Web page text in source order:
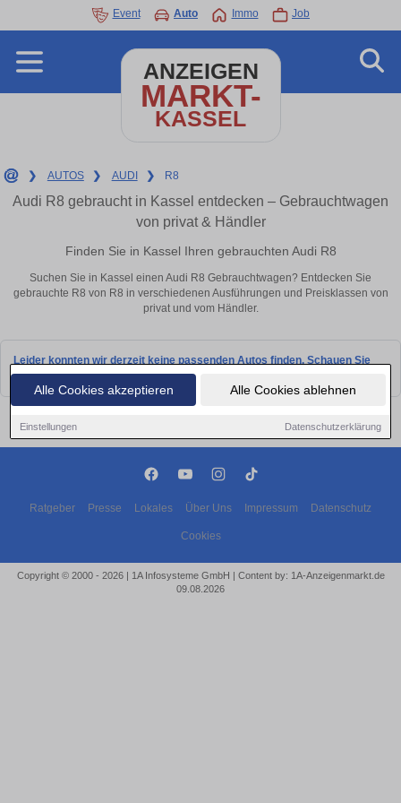
Alle Cookies akzeptieren Alle Cookies ablehnen
Einstellungen Datenschutzerklärung
Event Auto Immo Job
ANZEIGEN
MARKT-
KASSEL
❯ AUTOS ❯ AUDI ❯ R8
Audi R8 gebraucht in Kassel entdecken – Gebrauchtwagen
von privat & Händler
Finden Sie in Kassel Ihren gebrauchten Audi R8
Suchen Sie in Kassel einen Audi R8 Gebrauchtwagen? Entdecken Sie
gebrauchte R8 von R8 in verschiedenen Ausführungen und Preisklassen von
privat und vom Händler.
Leider konnten wir derzeit keine passenden Autos finden. Schauen Sie
bald wieder vorbei!
Ratgeber Presse Lokales Über Uns Impressum Datenschutz
Cookies
Copyright © 2000 - 2026 | 1A Infosysteme GmbH | Content by: 1A-Anzeigenmarkt.de
09.08.2026